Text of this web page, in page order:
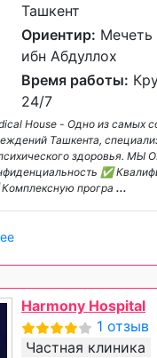
Ташкент
Ориентир:
ибн Абдуллох
Время работы:
24/7
House - Одно из самых
Ташкента,
здоровья.
✅
програ ...
Harmony Hospital
1 отзыв
Частная клиника